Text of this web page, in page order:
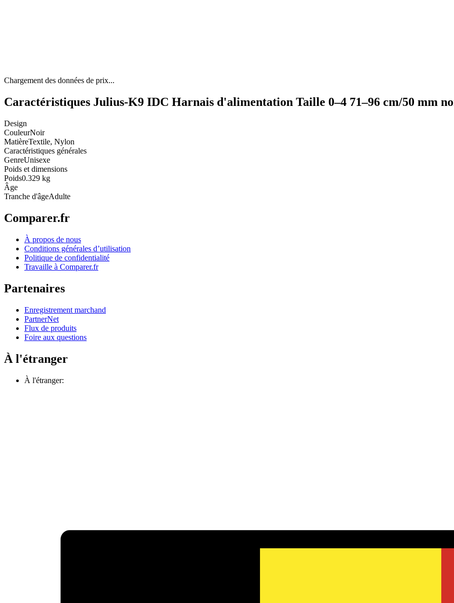
Chargement des données de prix...
Caractéristiques Julius-K9 IDC Harnais d'alimentation Taille 0–4 71–96 cm/50 mm
Design
CouleurNoir
MatièreTextile, Nylon
Caractéristiques générales
GenreUnisexe
Poids et dimensions
Poids0.329 kg
Âge
Tranche d'âgeAdulte
Comparer.fr
À propos de nous
Conditions générales d’utilisation
Politique de confidentialité
Travaille à Comparer.fr
Partenaires
Enregistrement marchand
PartnerNet
Flux de produits
Foire aux questions
À l'étranger
À l'étranger: